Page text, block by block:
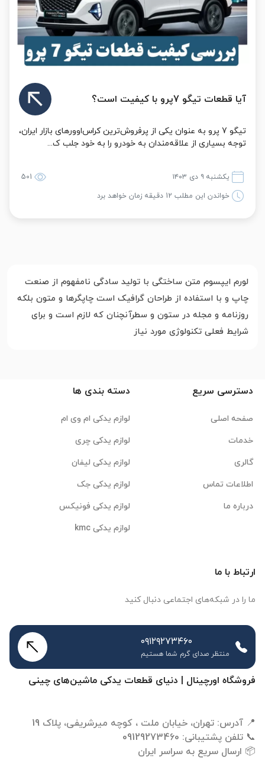
آیا قطعات تیگو 7پرو با کیفیت است؟
تیگو 7 پرو به عنوان یکی از پرفروش‌ترین کراس‌اوورهای بازار ایران،
توجه بسیاری از علاقه‌مندان به خودرو را به خود جلب ک...
یکشنبه ۹ دی ۱۴۰۳
501
خواندن این مطلب 12 دقیقه زمان خواهد برد
لورم ایپسوم متن ساختگی با تولید سادگی نامفهوم از صنعت
چاپ و با استفاده از طراحان گرافیک است چاپگرها و متون بلکه
روزنامه و مجله در ستون و سطرآنچنان که لازم است و برای
شرایط فعلی تکنولوژی مورد نیاز
فروشگاه اورچینال | دنیای قطعات یدکی ماشین‌های چینی
دسترسی سریع
صفحه اصلی
خدمات
گالری
اطلاعات تماس
درباره ما
دسته بندی ها
لوازم یدکی ام وی ام
لوازم یدکی چری
لوازم یدکی لیفان
لوازم یدکی جک
لوازم یدکی فونیکس
لوازم یدکی kmc
ارتباط با ما
ما را در شبکه‌های اجتماعی دنبال کنید
۰۹۱۲۹۲۷۳۴۶۰
منتظر صدای گرم شما هستیم